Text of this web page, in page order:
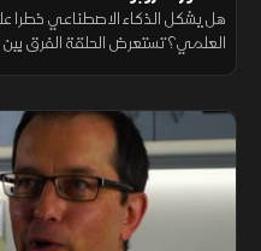
هل يشكل الذكاء الاصطناعي خطرا
العلمي؟ تستعرض الحلقة الفرق